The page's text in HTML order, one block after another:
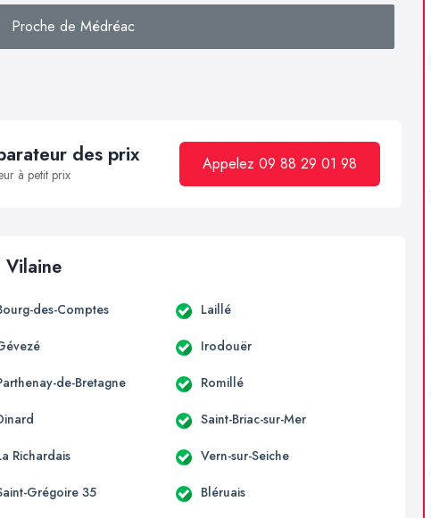
Proche de Médréac
des prix
à petit prix
Appelez 09 88 29 01 98
Vilaine
des-Comptes Laillé
Irodouër
de-Bretagne Romillé
Saint-Briac-sur-Mer
Richardais Vern-sur-Seiche
Grégoire 35 Bléruais